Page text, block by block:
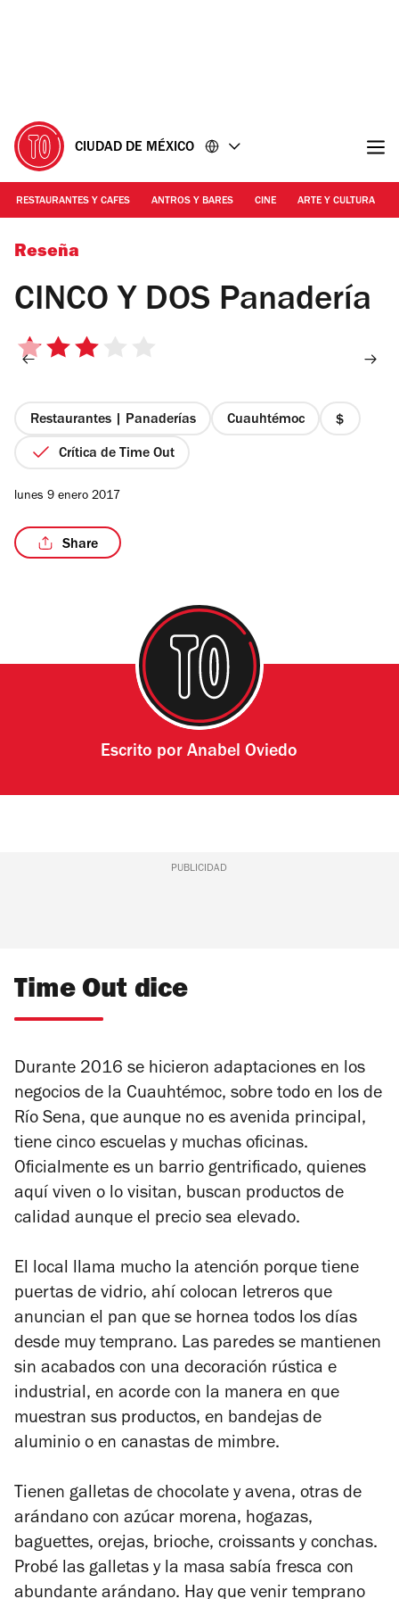
CIUDAD DE MÉXICO
RESTAURANTES Y CAFES ANTROS Y BARES CINE ARTE Y CULTURA
Foto: Alejandra Carbajal
Reseña
CINCO Y DOS Panadería
3
estrellas
Restaurantes | Panaderías Cuauhtémoc
precio
Crítica de Time Out
lunes 9 enero 2017
Share
Escrito porAnabel Oviedo
PUBLICIDAD
Time Out dice
Durante 2016 se hicieron adaptaciones en los
negocios de la Cuauhtémoc, sobre todo en los de
Río Sena, que aunque no es avenida principal,
tiene cinco escuelas y muchas oficinas.
Oficialmente es un barrio gentrificado, quienes
aquí viven o lo visitan, buscan productos de
calidad aunque el precio sea elevado.
El local llama mucho la atención porque tiene
puertas de vidrio, ahí colocan letreros que
anuncian el pan que se hornea todos los días
desde muy temprano. Las paredes se mantienen
sin acabados con una decoración rústica e
industrial, en acorde con la manera en que
muestran sus productos, en bandejas de
aluminio o en canastas de mimbre.
Tienen galletas de chocolate y avena, otras de
arándano con azúcar morena, hogazas,
baguettes, orejas, brioche, croissants y conchas.
Probé las galletas y la masa sabía fresca con
abundante arándano. Hay que venir temprano